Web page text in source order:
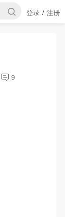
登录 / 注册
9